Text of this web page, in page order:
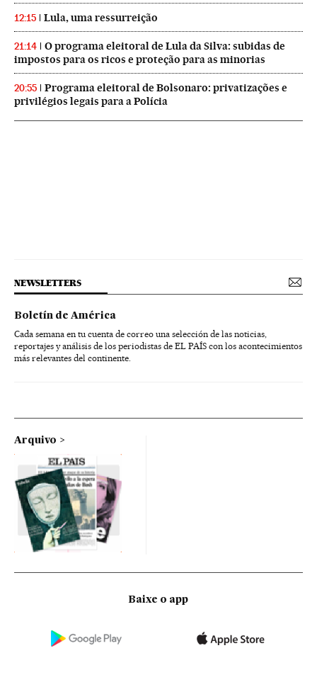
12:15 Lula, uma ressurreição
21:14
O programa eleitoral de Lula da Silva: subidas de
impostos para os ricos e proteção para as minorias
20:55
Programa eleitoral de Bolsonaro: privatizações e
privilégios legais para a Polícia
NEWSLETTERS
Boletín de América
Cada semana en tu cuenta de correo una selección de las noticias,
reportajes y análisis de los periodistas de EL PAÍS con los acontecimientos
más relevantes del continente.
Arquivo
Baixe o app